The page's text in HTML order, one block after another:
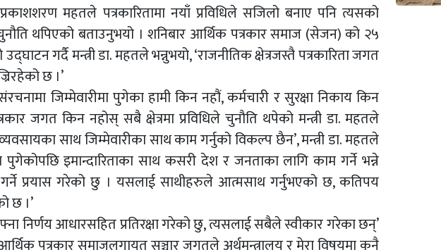
प्रकाशशरण महतले पत्रकारितामा नयाँ प्रविधिले सजिलो बनाए पनि त्यसको
थपिएको बताउनुभयो । शनिबार आर्थिक पत्रकार समाज (सेजन) को २५
गर्दै मन्त्री डा. महतले भन्नुभयो, ‘राजनीतिक क्षेत्रजस्तै पत्रकारिता जगत
छ ।’
जिम्मेवारीमा पुगेका हामी किन नहौं, कर्मचारी र सुरक्षा निकाय किन
जगत किन नहोस् सबै क्षेत्रमा प्रविधिले चुनौति थपेको मन्त्री डा. महतले
साथ जिम्मेवारीका साथ काम गर्नुको विकल्प छैन’, मन्त्री डा. महतले
पुगेकोपछि इमान्दारिताका साथ कसरी देश र जनताका लागि काम गर्ने भन्ने
प्रयास गरेको छु । यसलाई साथीहरुले आत्मसाथ गर्नुभएको छ, कतिपय
छ ।’
निर्णय आधारसहित प्रतिरक्षा गरेको छु, त्यसलाई सबैले स्वीकार गरेका छन्’